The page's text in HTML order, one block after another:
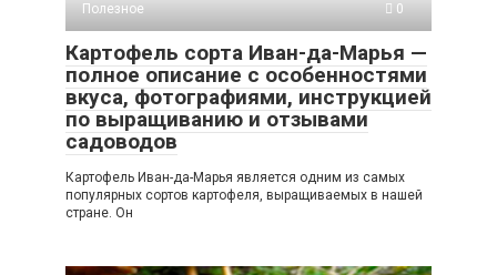
Полезное
0
Картофель сорта Иван-да-Марья —
полное описание с особенностями
вкуса, фотографиями, инструкцией
по выращиванию и отзывами
садоводов
Картофель Иван-да-Марья является одним из самых
популярных сортов картофеля, выращиваемых в нашей
стране. Он